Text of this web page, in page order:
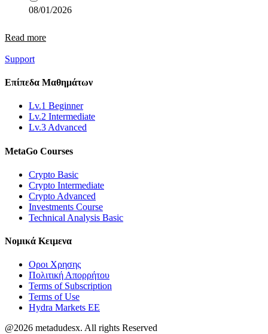
08/01/2026
Read more
Support
Επίπεδα Μαθημάτων
Lv.1 Beginner
Lv.2 Intermediate
Lv.3 Advanced
MetaGo Courses
Crypto Basic
Crypto Intermediate
Crypto Advanced
Investments Course
Technical Analysis Basic
Νομικά Κειμενα
Οροι Χρησης
Πολιτική Απορρήτου
Terms of Subscription
Terms of Use
Hydra Markets EE
@2026 metadudesx. All rights Reserved